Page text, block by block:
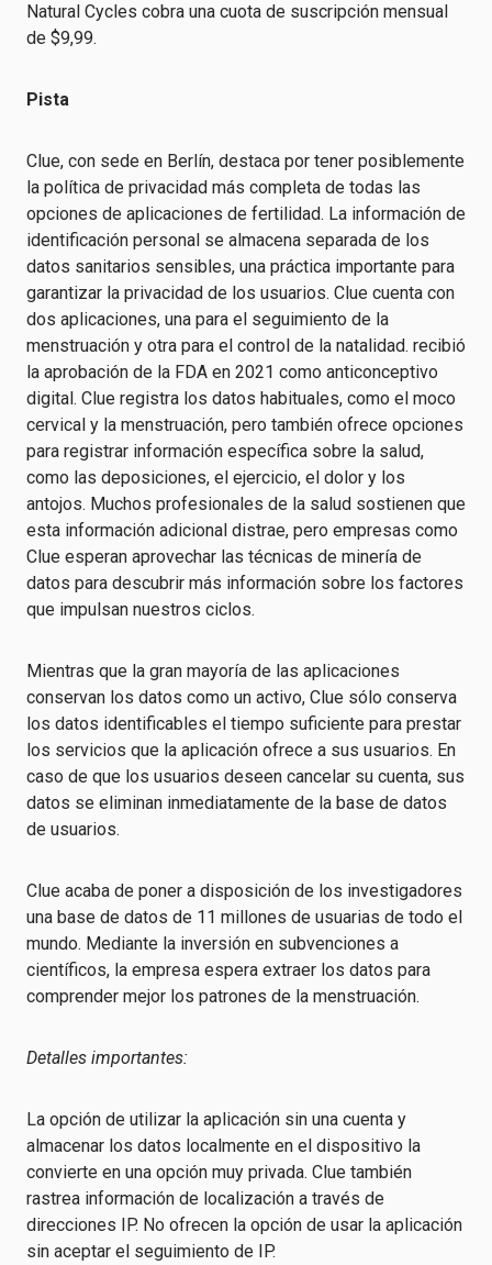
Natural Cycles cobra una cuota de suscripción mensual
de $9,99.
Pista
Clue, con sede en Berlín, destaca por tener posiblemente
la política de privacidad más completa de todas las
opciones de aplicaciones de fertilidad. La información de
identificación personal se almacena separada de los
datos sanitarios sensibles, una práctica importante para
garantizar la privacidad de los usuarios. Clue cuenta con
dos aplicaciones, una para el seguimiento de la
menstruación y otra para el control de la natalidad. recibió
la aprobación de la FDA en 2021 como anticonceptivo
digital. Clue registra los datos habituales, como el moco
cervical y la menstruación, pero también ofrece opciones
para registrar información específica sobre la salud,
como las deposiciones, el ejercicio, el dolor y los
antojos. Muchos profesionales de la salud sostienen que
esta información adicional distrae, pero empresas como
Clue esperan aprovechar las técnicas de minería de
datos para descubrir más información sobre los factores
que impulsan nuestros ciclos.
Mientras que la gran mayoría de las aplicaciones
conservan los datos como un activo, Clue sólo conserva
los datos identificables el tiempo suficiente para prestar
los servicios que la aplicación ofrece a sus usuarios. En
caso de que los usuarios deseen cancelar su cuenta, sus
datos se eliminan inmediatamente de la base de datos
de usuarios.
Clue acaba de poner a disposición de los investigadores
una base de datos de 11 millones de usuarias de todo el
mundo. Mediante la inversión en subvenciones a
científicos, la empresa espera extraer los datos para
comprender mejor los patrones de la menstruación.
Detalles importantes:
La opción de utilizar la aplicación sin una cuenta y
almacenar los datos localmente en el dispositivo la
convierte en una opción muy privada. Clue también
rastrea información de localización a través de
direcciones IP. No ofrecen la opción de usar la aplicación
sin aceptar el seguimiento de IP.